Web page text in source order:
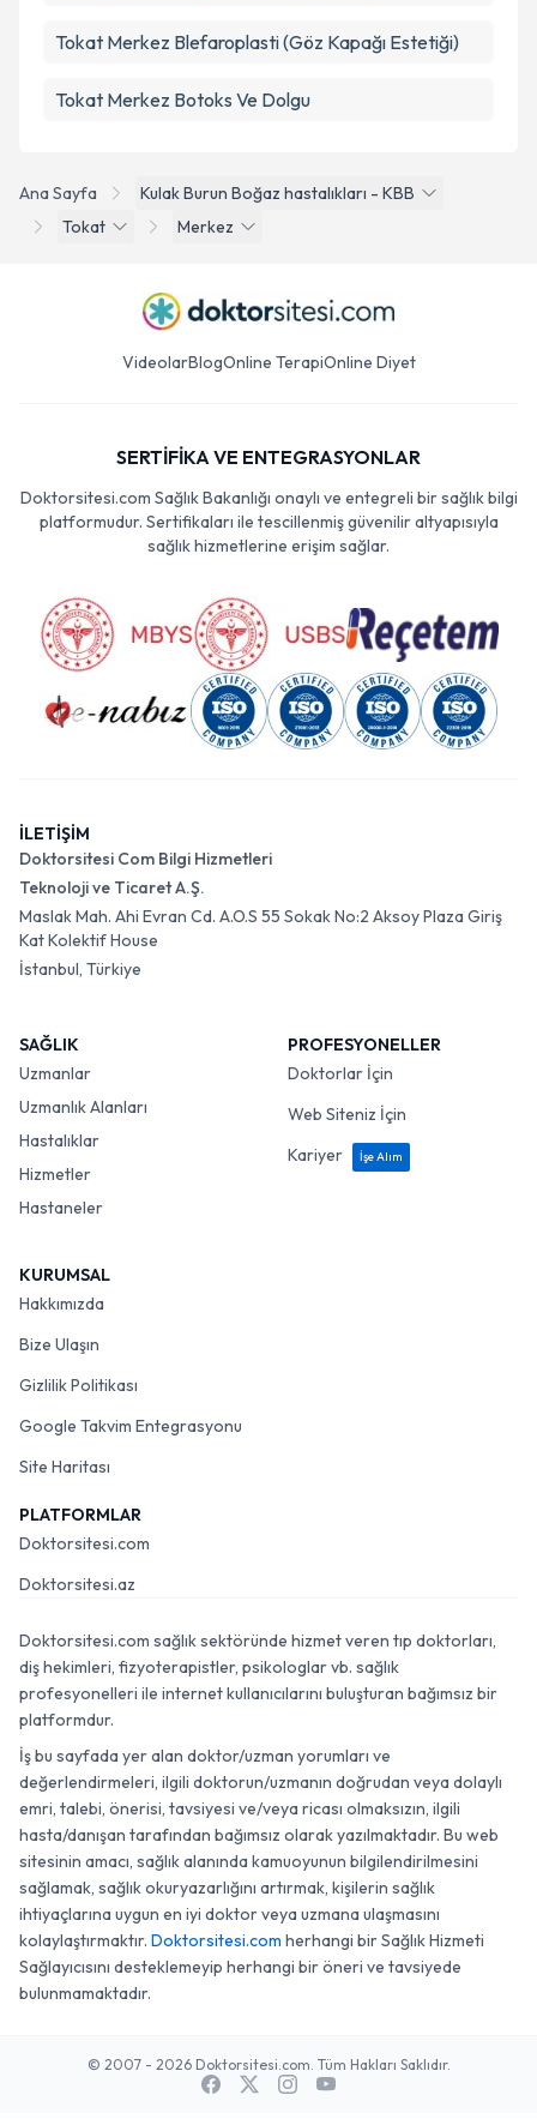
Ana Sayfa
Kulak Burun Boğaz hastalıkları - KBB
Tokat
Merkez
Tokat Merkez Blefaroplasti (Göz Kapağı Estetiği)
Tokat Merkez Botoks Ve Dolgu
VideolarBlogOnline TerapiOnline Diyet
SERTİFİKA VE ENTEGRASYONLAR
Doktorsitesi.com Sağlık Bakanlığı onaylı ve entegreli bir sağlık bilgi
platformudur. Sertifikaları ile tescillenmiş güvenilir altyapısıyla
sağlık hizmetlerine erişim sağlar.
İLETİŞİM
Doktorsitesi Com Bilgi Hizmetleri
Teknoloji ve Ticaret A.Ş.
Maslak Mah. Ahi Evran Cd. A.O.S 55 Sokak No:2 Aksoy Plaza Giriş
Kat Kolektif House
İstanbul, Türkiye
SAĞLIK
Uzmanlar
Uzmanlık Alanları
Hastalıklar
Hizmetler
Hastaneler
PROFESYONELLER
Doktorlar İçin
Web Siteniz İçin
Kariyer
İşe Alım
KURUMSAL
Hakkımızda
Bize Ulaşın
Gizlilik Politikası
Google Takvim Entegrasyonu
Site Haritası
PLATFORMLAR
Doktorsitesi.com
Doktorsitesi.az
Doktorsitesi.com sağlık sektöründe hizmet veren tıp doktorları,
diş hekimleri, fizyoterapistler, psikologlar vb. sağlık
profesyonelleri ile internet kullanıcılarını buluşturan bağımsız bir
platformdur.
İş bu sayfada yer alan doktor/uzman yorumları ve
değerlendirmeleri, ilgili doktorun/uzmanın doğrudan veya dolaylı
emri, talebi, önerisi, tavsiyesi ve/veya ricası olmaksızın, ilgili
hasta/danışan tarafından bağımsız olarak yazılmaktadır. Bu web
sitesinin amacı, sağlık alanında kamuoyunun bilgilendirilmesini
sağlamak, sağlık okuryazarlığını artırmak, kişilerin sağlık
ihtiyaçlarına uygun en iyi doktor veya uzmana ulaşmasını
kolaylaştırmaktır. Doktorsitesi.com herhangi bir Sağlık Hizmeti
Sağlayıcısını desteklemeyip herhangi bir öneri ve tavsiyede
bulunmamaktadır.
© 2007 - 2026 Doktorsitesi.com. Tüm Hakları Saklıdır.